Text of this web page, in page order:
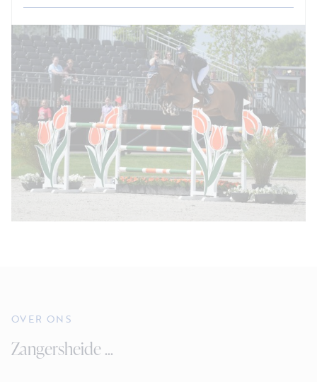
OVER ONS
Zangersheide ...